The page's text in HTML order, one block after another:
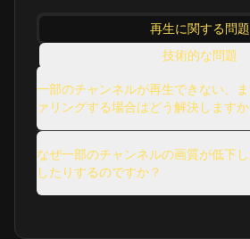
再生に関する問題
技術的な問題
使用に関する問題
その他の一般的な質
一部のチャンネルが再生できない、
ァリングする場合はどう解決しますか
なぜ一部のチャンネルの画質が低下
したりするのですか？